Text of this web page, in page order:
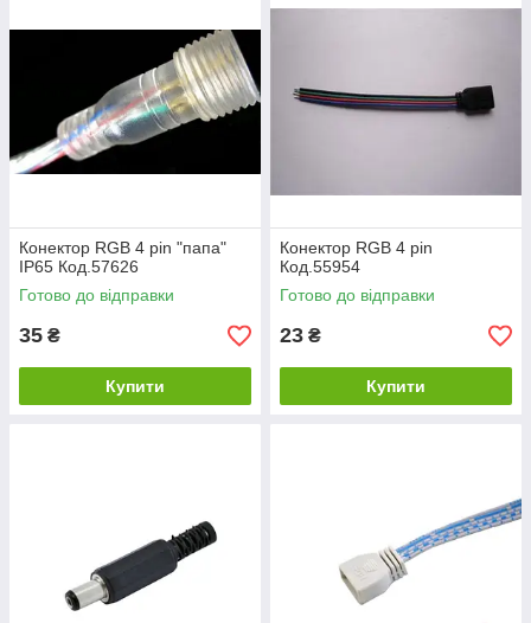
Конектор RGB 4 pin "папа"
IP65 Код.57626
Готово до відправки
35 ₴
Купити
Конектор RGB 4 pin
Код.55954
Готово до відправки
23 ₴
Купити